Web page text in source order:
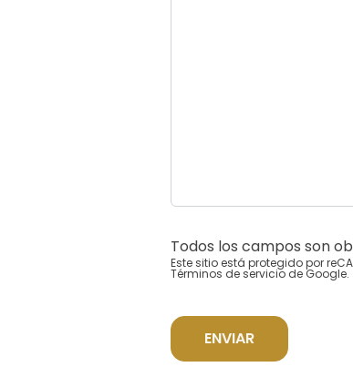
Todos los campos son
Este sitio está protegido por
Términos de servicio de Google.
ENVIAR